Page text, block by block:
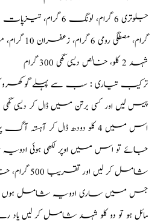
شہد 2 کلو، خالص دیسی گھی 300 گرام
ترکیب تیاری : سب سے پہلے گوکھرو
پیس لیں اور کسی برتن میں ڈال کر دیسی
اس میں 4 کلو دودھ ڈال کر آہستہ
جائے تو اس میں اوپر لکھی ہوئی
شامل کر لیں
جس میں ساری ادویہ شامل ہوں
مائل ہو تو دو کلو شہد شامل کر لیں یاد